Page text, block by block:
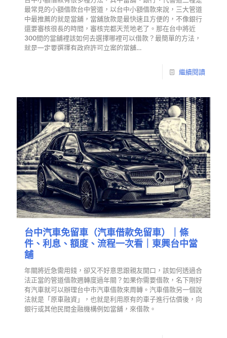
最常見的小額借款台中管道，以台中小額借款來說，三大管道
中最推薦的就是當舖，當舖放款是最快速且方便的，不像銀行
還要審核很長的時間，審核完都天荒地老了。那在台中將近
300間的當舖裡該如何去選擇哪裡可以借款？最簡單的方法，
就是一定要選擇有政府許可立案的當舖…
繼續閱讀
台中汽車免留車（汽車借款免留車）｜條
件、利息、額度、流程一次看｜東興台中當
舖
年關將近急需用錢，卻又不好意思跟親友開口，該如何透過合
法正當的管道借款週轉度過年關？如果你需要借款，名下剛好
有汽車就可以辦理台中市汽車借款來周轉。汽車借款另一個說
法就是「原車融資」，也就是利用原有的車子進行估價後，向
銀行或其他民間金融機構例如當舖，來借款。